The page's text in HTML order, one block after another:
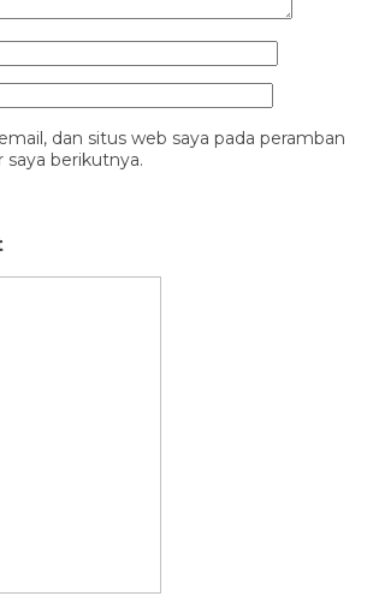
dan situs web saya pada peramban
berikutnya.